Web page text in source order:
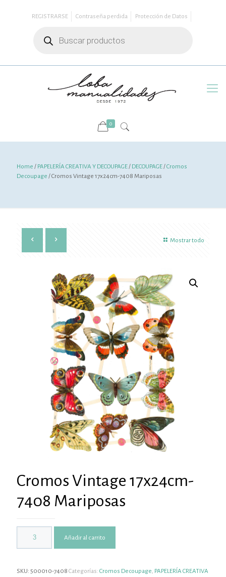
REGISTRARSE Contraseña perdida
Protección de Datos
productos
0
Home / PAPELERÍA CREATIVA Y DECOUPAGE/ DECOUPAGE/Cromos
Decoupage / Cromos Vintage 17x24cm-7408 Mariposas
Mostrar todo
Cromos Vintage 17x24cm-
7408 Mariposas
Añadir al carrito
SKU: 500010-7408 Categorías: Cromos Decoupage, PAPELERÍA CREATIVA